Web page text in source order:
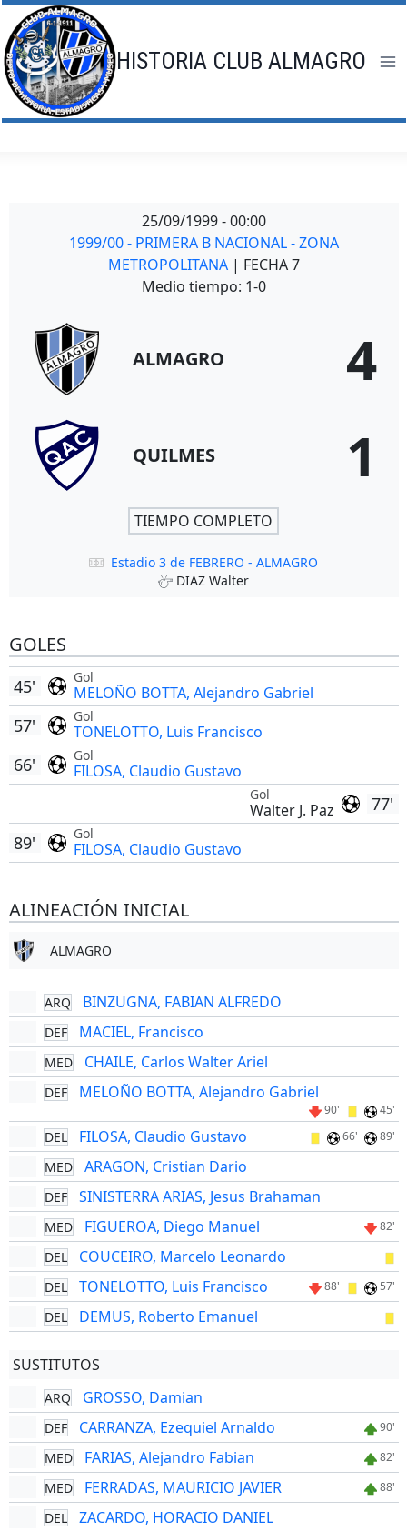
Saltar
al
contenido
HISTORIA CLUB ALMAGRO
25/09/1999 - 00:00
1999/00 - PRIMERA B NACIONAL - ZONA
METROPOLITANA | FECHA 7
Medio tiempo: 1-0
ALMAGRO 4
QUILMES 1
TIEMPO COMPLETO
Estadio 3 de FEBRERO - ALMAGRO
DIAZ Walter
GOLES
Gol
MELOÑO BOTTA, Alejandro Gabriel
45'
Gol
TONELOTTO, Luis Francisco
57'
Gol
FILOSA, Claudio Gustavo
66'
77'
Gol
Walter J. Paz
Gol
FILOSA, Claudio Gustavo
89'
ALINEACIÓN INICIAL
ALMAGRO
ARQ BINZUGNA, FABIAN ALFREDO
DEF MACIEL, Francisco
MED CHAILE, Carlos Walter Ariel
DEF MELOÑO BOTTA, Alejandro Gabriel
90' 45'
DEL FILOSA, Claudio Gustavo 66' 89'
MED ARAGON, Cristian Dario
DEF SINISTERRA ARIAS, Jesus Brahaman
MED FIGUEROA, Diego Manuel 82'
DEL COUCEIRO, Marcelo Leonardo
DEL TONELOTTO, Luis Francisco 88' 57'
DEL DEMUS, Roberto Emanuel
SUSTITUTOS
ARQ GROSSO, Damian
DEF CARRANZA, Ezequiel Arnaldo 90'
MED FARIAS, Alejandro Fabian 82'
MED FERRADAS, MAURICIO JAVIER 88'
DEL ZACARDO, HORACIO DANIEL